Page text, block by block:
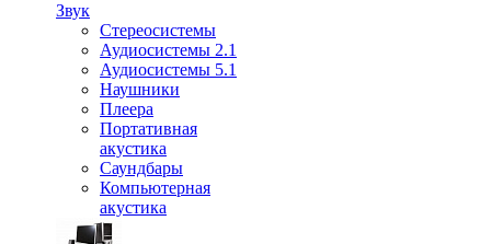
Звук
Стереосистемы
Аудиосистемы 2.1
Аудиосистемы 5.1
Наушники
Плеера
Портативная
акустика
Саундбары
Компьютерная
акустика